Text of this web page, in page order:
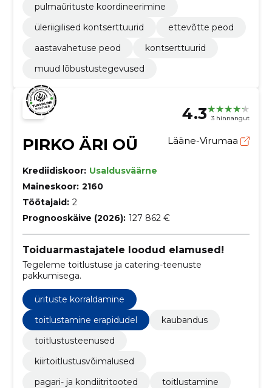
pulmaürituste koordineerimine
üleriigilised kontserttuurid
ettevõtte peod
aastavahetuse peod
kontserttuurid
muud lõbustustegevused
4.3 3 hinnangut
PIRKO ÄRI OÜ Lääne-Virumaa
Krediidiskoor: Usaldusväärne
Maineskoor: 2160
Töötajaid: 2
Prognooskäive (2026): 127 862 €
Toiduarmastajatele loodud elamused!
Tegeleme toitlustuse ja catering-teenuste
pakkumisega.
ürituste korraldamine
toitlustamine erapidudel
kaubandus
toitlustusteenused
kiirtoitlustusvõimalused
pagari- ja kondiitritooted
toitlustamine